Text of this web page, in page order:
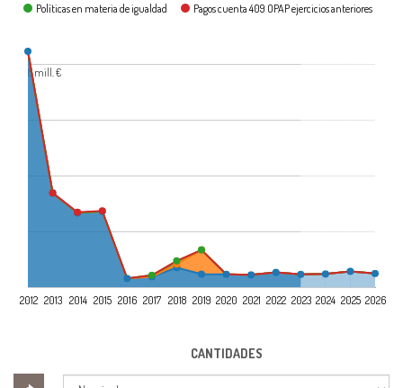
Políticas en materia de igualdad
Pagos cuenta 409 OPAP ejercicios anteriores
2012 2013 2014 2015 2016 2017 2018 2019 2020 2021 2022 2023 2024 2025 2026
8 mill. €
CANTIDADES